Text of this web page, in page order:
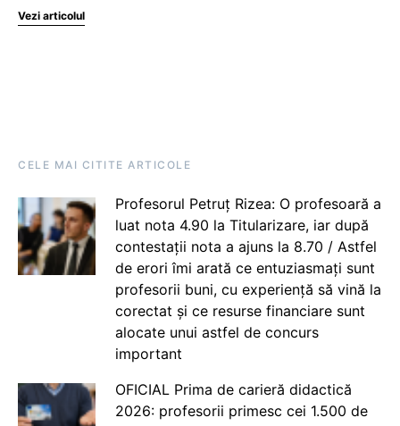
Vezi articolul
CELE MAI CITITE ARTICOLE
Profesorul Petruț Rizea: O profesoară a
luat nota 4.90 la Titularizare, iar după
contestații nota a ajuns la 8.70 / Astfel
de erori îmi arată ce entuziasmați sunt
profesorii buni, cu experiență să vină la
corectat și ce resurse financiare sunt
alocate unui astfel de concurs
important
OFICIAL Prima de carieră didactică
2026: profesorii primesc cei 1.500 de